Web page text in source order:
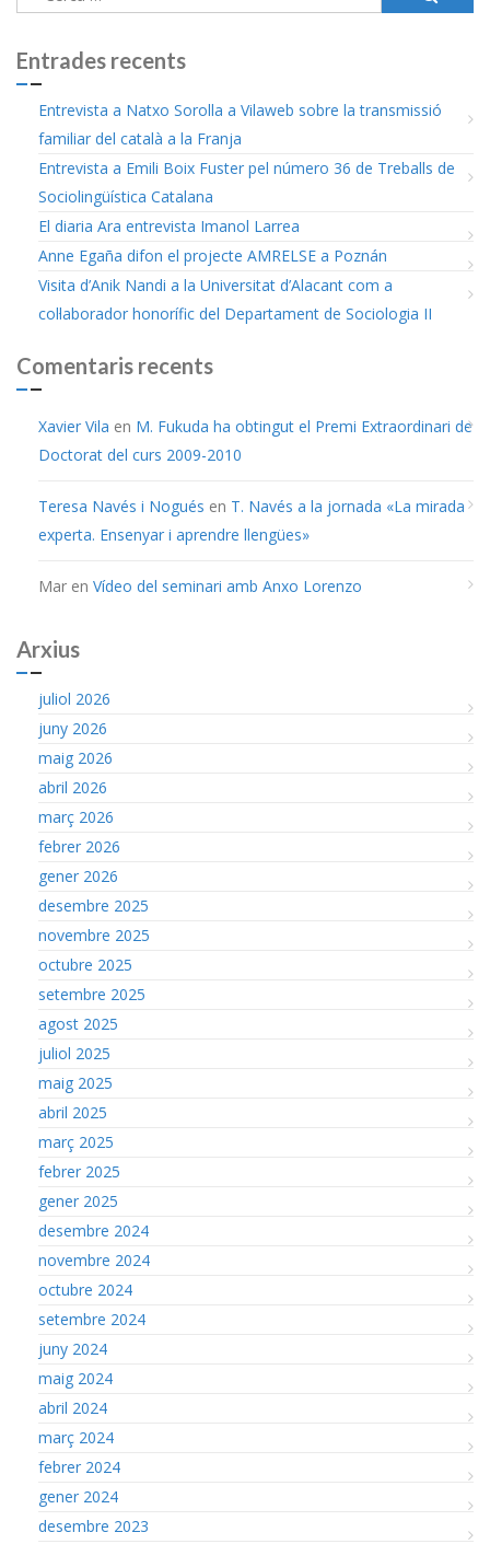
Entrades recents
Entrevista a Natxo Sorolla a Vilaweb sobre la transmissió
familiar del català a la Franja
Entrevista a Emili Boix Fuster pel número 36 de Treballs de
Sociolingüística Catalana
El diaria Ara entrevista Imanol Larrea
Anne Egaña difon el projecte AMRELSE a Poznán
Visita d’Anik Nandi a la Universitat d’Alacant com a
col·laborador honorífic del Departament de Sociologia II
Comentaris recents
Xavier Vila en M. Fukuda ha obtingut el Premi Extraordinari de
Doctorat del curs 2009-2010
Teresa Navés i Nogués en T. Navés a la jornada «La mirada
experta. Ensenyar i aprendre llengües»
Mar en Vídeo del seminari amb Anxo Lorenzo
Arxius
juliol 2026
juny 2026
maig 2026
abril 2026
març 2026
febrer 2026
gener 2026
desembre 2025
novembre 2025
octubre 2025
setembre 2025
agost 2025
juliol 2025
maig 2025
abril 2025
març 2025
febrer 2025
gener 2025
desembre 2024
novembre 2024
octubre 2024
setembre 2024
juny 2024
maig 2024
abril 2024
març 2024
febrer 2024
gener 2024
desembre 2023